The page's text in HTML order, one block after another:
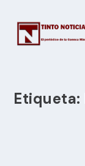
Etiqueta: